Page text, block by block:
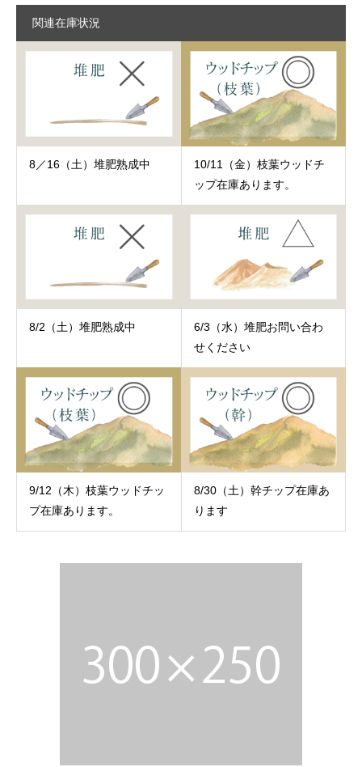
関連在庫状況
8／16（土）堆肥熟成中
10/11（金）枝葉ウッドチ
ップ在庫あります。
8/2（土）堆肥熟成中
6/3（水）堆肥お問い合わ
せください
9/12（木）枝葉ウッドチッ
プ在庫あります。
8/30（土）幹チップ在庫あ
ります